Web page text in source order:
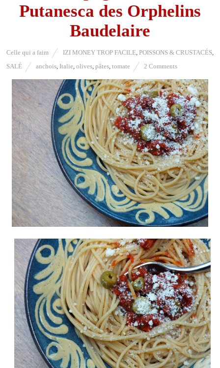
Putanesca des Orphelins
Baudelaire
Celle qui a faim IZI MONEY TROP FACILE, POISSONS & CRUSTACÉS,
SALÉ
anchois, Italie,olives,pâtes,tomate 2 Comments